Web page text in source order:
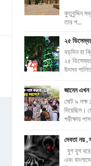
কুতুব
কুতুবুদ্দিন
তার প...
২৫
বড়দিন বা
২৫
উৎসব
জানেন এখন
মোট ৯ লক্ষ
দিয়েছিল।
পরীক্ষায়
দেবতা নয় ,
যুগ যুগ
এবং